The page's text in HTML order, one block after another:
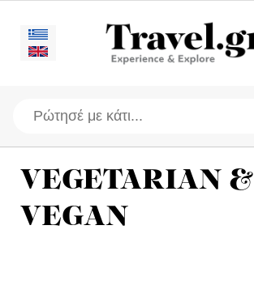
VEGETARIAN &
VEGAN